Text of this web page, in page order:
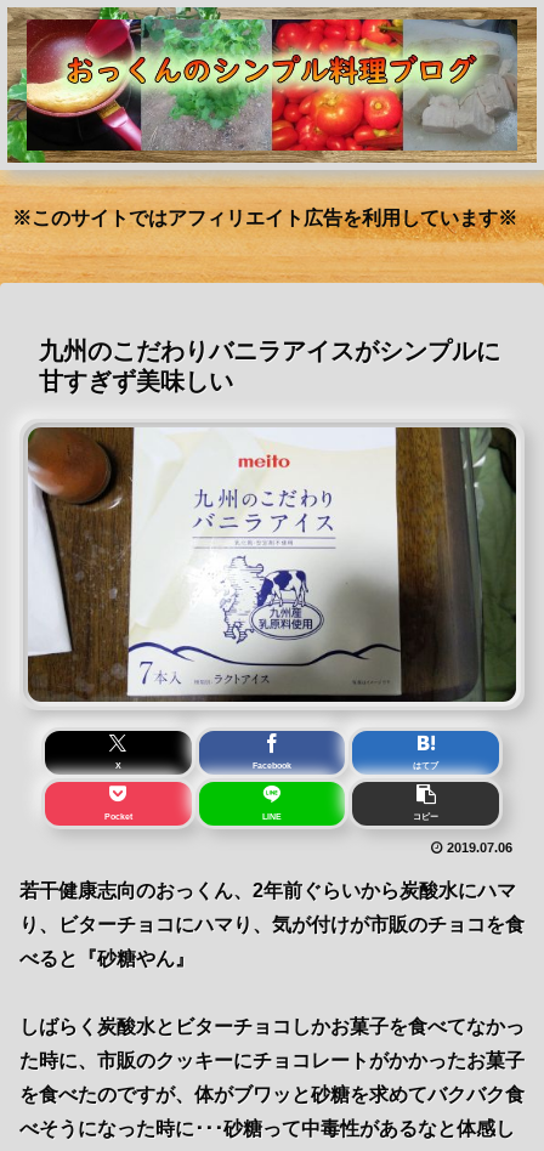
※このサイトではアフィリエイト広告を利用しています※
九州のこだわりバニラアイスがシンプルに
甘すぎず美味しい
X Facebook はてブ
Pocket LINE コピー
2019.07.06
若干健康志向のおっくん、2年前ぐらいから炭酸水にハマ
り、ビターチョコにハマり、気が付けが市販のチョコを食
べると『砂糖やん』
しばらく炭酸水とビターチョコしかお菓子を食べてなかっ
た時に、市販のクッキーにチョコレートがかかったお菓子
を食べたのですが、体がブワッと砂糖を求めてバクバク食
べそうになった時に･･･砂糖って中毒性があるなと体感し